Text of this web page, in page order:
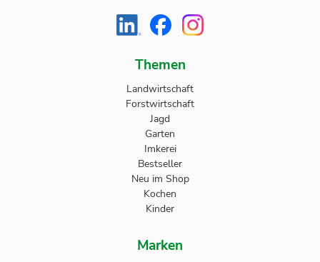
Themen
Landwirtschaft
Forstwirtschaft
Jagd
Garten
Imkerei
Bestseller
Neu im Shop
Kochen
Kinder
Marken